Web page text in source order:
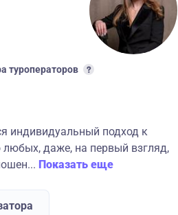
туроператоров
индивидуальный подход к
даже, на первый взгляд,
Показать еще